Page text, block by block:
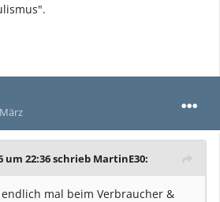
um 22:36 schrieb MartinE30:
mal beim Verbraucher &